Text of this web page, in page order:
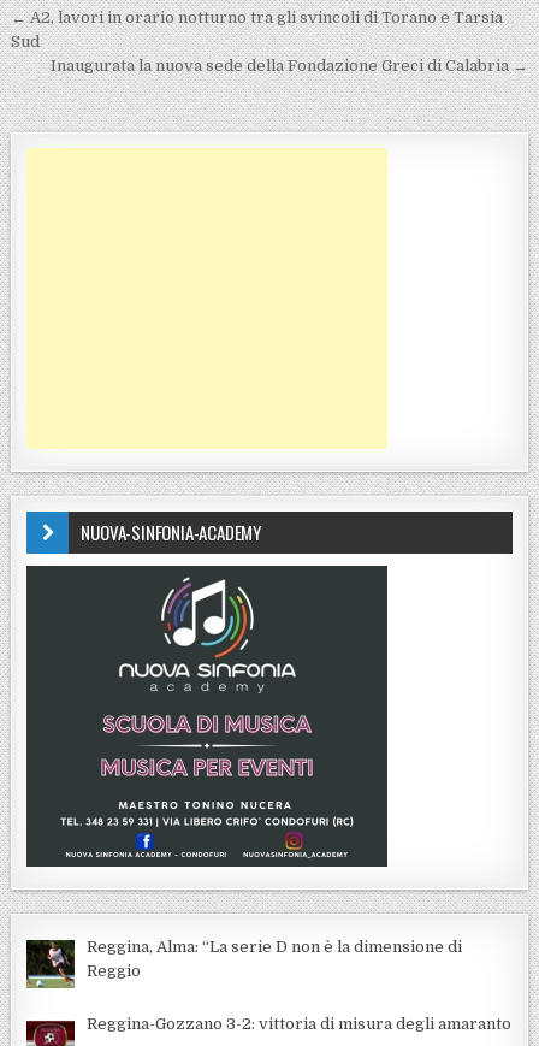
Navigazione articoli
← A2, lavori in orario notturno tra gli svincoli di Torano e Tarsia
Sud
Inaugurata la nuova sede della Fondazione Greci di Calabria →
NUOVA-SINFONIA-ACADEMY
Reggina, Alma: “La serie D non è la dimensione di
Reggio
Reggina-Gozzano 3-2: vittoria di misura degli amaranto